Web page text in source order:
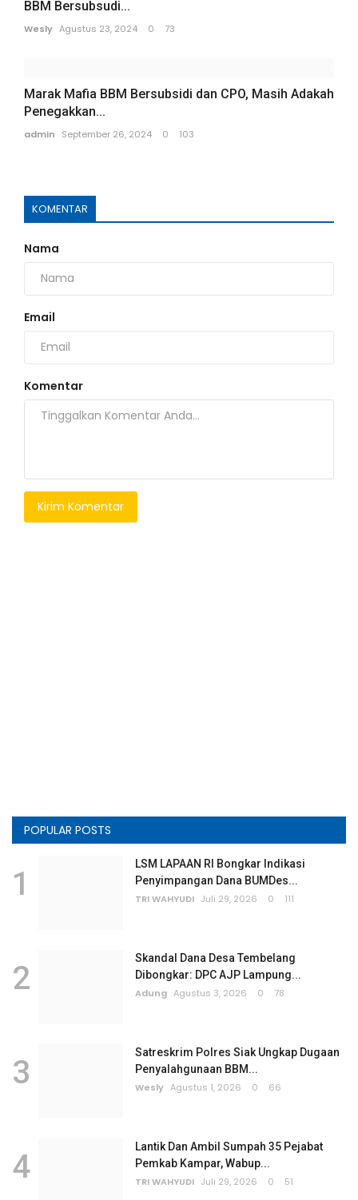
BBM Bersubsudi...
Wesly Agustus 23, 2024 0 73
Marak Mafia BBM Bersubsidi dan CPO, Masih Adakah
Penegakkan...
admin September 26, 2024 0 103
KOMENTAR
Nama
Email
Komentar
Kirim Komentar
POPULAR POSTS
1
LSM LAPAAN RI Bongkar Indikasi
Penyimpangan Dana BUMDes...
TRI WAHYUDI Juli 29, 2026 0 111
2
Skandal Dana Desa Tembelang
Dibongkar: DPC AJP Lampung...
Adung Agustus 3, 2026 0 78
3
Satreskrim Polres Siak Ungkap Dugaan
Penyalahgunaan BBM...
Wesly Agustus 1, 2026 0 66
4
Lantik Dan Ambil Sumpah 35 Pejabat
Pemkab Kampar, Wabup...
TRI WAHYUDI Juli 29, 2026 0 51